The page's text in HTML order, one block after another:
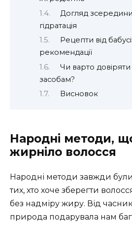
Догляд
гідратація
Рецепти від бабусі:
рекомендації
Чи варто
засобам?
Висновок
Народні методи,
жирніло волосся
Народні методи завжди
тих, хто хоче зберегти
без надміру жиру. Від
природа подарувала нам